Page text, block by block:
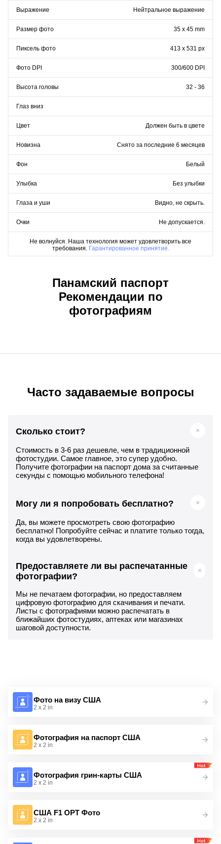
Выражение Нейтральное выражение
Размер фото 35 x 45 mm
Пиксель фото 413 x 531 px
Фото DPI 300/600 DPI
Высота головы 32 - 36
Глаз вниз
Цвет Должен быть в цвете
Новизна Снято за последние 6 месяцев
Фон Белый
Улыбка Без улыбки
Глаза и уши Видно, не скрыть.
Очки Не допускается.
Не волнуйся. Наша технология может удовлетворить все
требования. Гарантированное принятие.
Панамский паспорт
Рекомендации по
фотографиям
Часто задаваемые вопросы
Сколько стоит?
Стоимость в 3-6 раз дешевле, чем в традиционной
фотостудии. Самое главное, это супер удобно.
Получите фотографии на паспорт дома за считанные
секунды с помощью мобильного телефона!
Могу ли я попробовать бесплатно?
Да, вы можете просмотреть свою фотографию
бесплатно! Попробуйте сейчас и платите только тогда,
когда вы удовлетворены.
Предоставляете ли вы распечатанные
фотографии?
Мы не печатаем фотографии, но предоставляем
цифровую фотографию для скачивания и печати.
Листы с фотографиями можно распечатать в
ближайших фотостудиях, аптеках или магазинах
шаговой доступности.
Фото на визу США
2 x 2 in
Фотография на паспорт США
2 x 2 in
Фотография грин-карты США
2 x 2 in
США F1 OPT Фото
2 x 2 in